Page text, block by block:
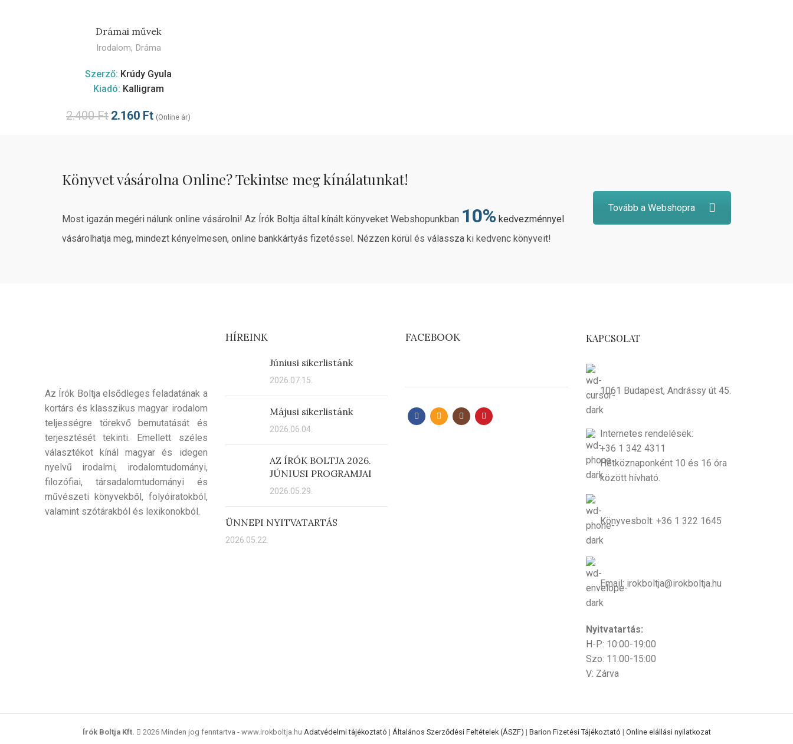
TOVÁBB
Drámai művek
Irodalom, Dráma
Szerző: Krúdy Gyula
Kiadó: Kalligram
2.400Ft 2.160 Ft (Online ár)
Könyvet vásárolna Online? Tekintse meg kínálatunkat!
Most igazán megéri nálunk online vásárolni! Az Írók Boltja által kínált könyveket Webshopunkban 10% kedvezménnyel
vásárolhatja meg, mindezt kényelmesen, online bankkártyás fizetéssel. Nézzen körül és válassza ki kedvenc könyveit!
Tovább a Webshopra
Az Írók Boltja elsődleges feladatának a
kortárs és klasszikus magyar irodalom
teljességre törekvő bemutatását és
terjesztését tekinti. Emellett széles
választékot kínál magyar és idegen
nyelvű irodalmi, irodalomtudományi,
filozófiai, társadalomtudományi és
művészeti könyvekből, folyóiratokból,
valamint szótárakból és lexikonokból.
HÍREINK
Júniusi sikerlistánk
2026.07.15.
Májusi sikerlistánk
2026.06.04.
AZ ÍRÓK BOLTJA 2026.
JÚNIUSI PROGRAMJAI
2026.05.29.
ÜNNEPI NYITVATARTÁS
2026.05.22.
FACEBOOK KAPCSOLAT
1061 Budapest, Andrássy út 45.
Internetes rendelések:
+36 1 342 4311
Hétköznaponként 10 és 16 óra
között hívható.
Könyvesbolt: +36 1 322 1645
Email: irokboltja@irokboltja.hu
Nyitvatartás:
H-P: 10:00-19:00
Szo: 11:00-15:00
V: Zárva
Írók Boltja Kft. 2026 Minden jog fenntartva - www.irokboltja.hu Adatvédelmi tájékoztató | Általános Szerződési Feltételek (ÁSZF) | Barion Fizetési Tájékoztató | Online elállási nyilatkozat